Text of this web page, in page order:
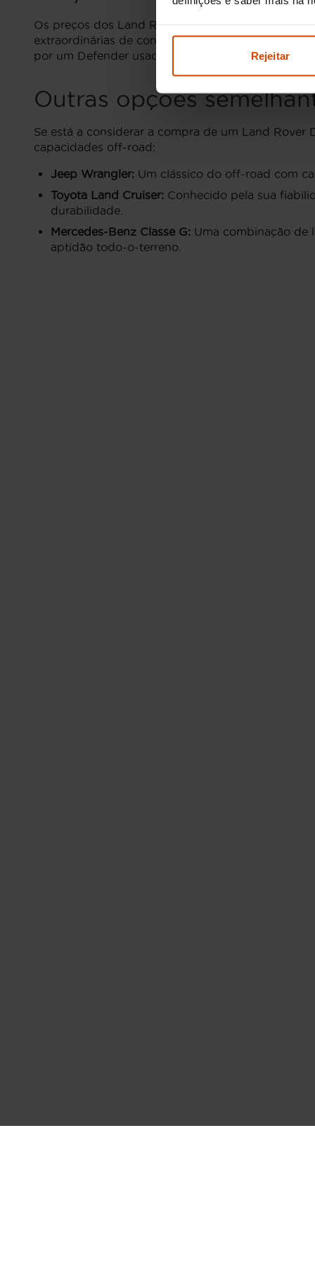
Rejeitar
Os preços dos Land Rover Defender usados em
extraordinárias de condução todo-o-terreno,
por um Defender usado é uma excelente decisão
Outras opções
Se está a considerar a compra de um Land
capacidades off-road:
Jeep Wrangler: Um clássico do off-road com
Toyota Land Cruiser: Conhecido pela sua
durabilidade.
Mercedes-Benz Classe G: Uma combinação de
aptidão todo-o-terreno.